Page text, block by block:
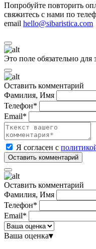
Попробуйте повторить
свяжитесь с нами по
email hello@sibaristica.com
Это поле обязательно для
Оставить комментарий
Фамилия, Имя
Телефон*
Email*
Я согласен с
Оставить комментарий
Фамилия, Имя
Телефон*
Email*
Ваша оценка▾